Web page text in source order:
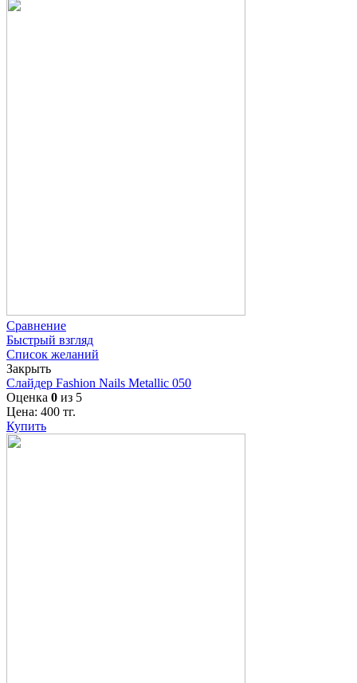
Сравнение
Быстрый взгляд
Список желаний
Закрыть
Слайдер Fashion Nails Metallic 050
Оценка 0 из 5
Цена: 400 тг.
Купить